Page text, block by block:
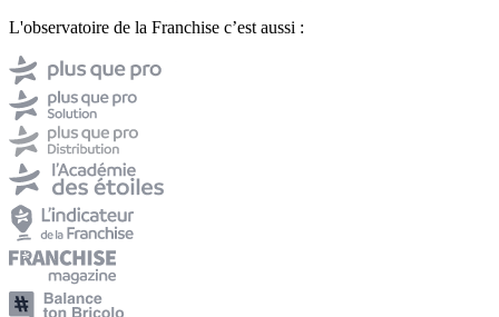
L'observatoire de la Franchise c’est aussi :